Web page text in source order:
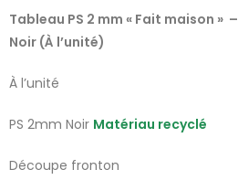
Tableau PS 2 mm « Fait maison » –
Noir (À l’unité)
À l’unité
PS 2mm Noir Matériau recyclé
Découpe fronton